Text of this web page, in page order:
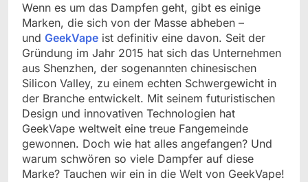
Wenn es um das Dampfen geht, gibt es einige
Marken, die sich von der Masse abheben –
und GeekVape ist definitiv eine davon. Seit der
Gründung im Jahr 2015 hat sich das Unternehmen
aus Shenzhen, der sogenannten chinesischen
Silicon Valley, zu einem echten Schwergewicht in
der Branche entwickelt. Mit seinem futuristischen
Design und innovativen Technologien hat
GeekVape weltweit eine treue Fangemeinde
gewonnen. Doch wie hat alles angefangen? Und
warum schwören so viele Dampfer auf diese
Marke? Tauchen wir ein in die Welt von GeekVape!